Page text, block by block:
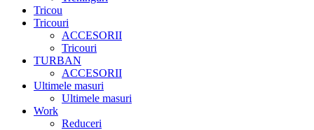
Tricou
Tricouri
ACCESORII
Tricouri
TURBAN
ACCESORII
Ultimele masuri
Ultimele masuri
Work
Reduceri